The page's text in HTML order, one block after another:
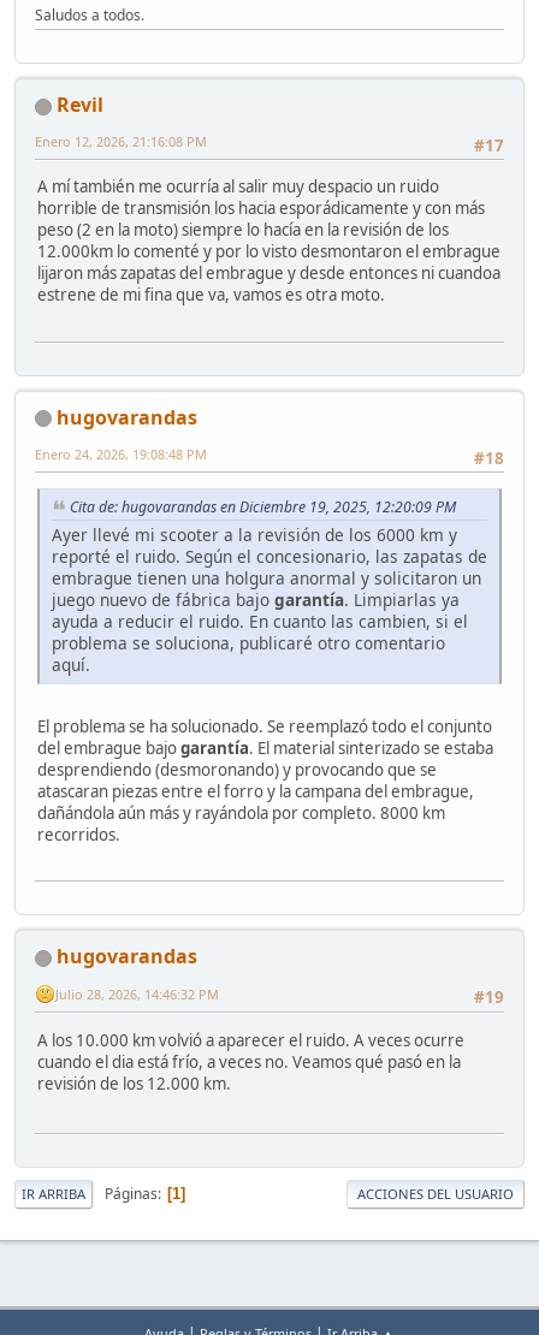
Saludos a todos.
Revil
#17
Enero 12, 2026, 21:16:08 PM
A mí también me ocurría al salir muy despacio un ruido
horrible de transmisión los hacia esporádicamente y con más
peso (2 en la moto) siempre lo hacía en la revisión de los
12.000km lo comenté y por lo visto desmontaron el embrague
lijaron más zapatas del embrague y desde entonces ni cuandoa
estrene de mi fina que va, vamos es otra moto.
hugovarandas
#18
Enero 24, 2026, 19:08:48 PM
Cita de: hugovarandas en Diciembre 19, 2025, 12:20:09 PM
Ayer llevé mi scooter a la revisión de los 6000 km y
reporté el ruido. Según el concesionario, las zapatas de
embrague tienen una holgura anormal y solicitaron un
juego nuevo de fábrica bajo garantía. Limpiarlas ya
ayuda a reducir el ruido. En cuanto las cambien, si el
problema se soluciona, publicaré otro comentario
aquí.
El problema se ha solucionado. Se reemplazó todo el conjunto
del embrague bajogarantía. El material sinterizado se estaba
desprendiendo (desmoronando) y provocando que se
atascaran piezas entre el forro y la campana del embrague,
dañándola aún más y rayándola por completo. 8000 km
recorridos.
hugovarandas
#19
Julio 28, 2026, 14:46:32 PM
A los 10.000 km volvió a aparecer el ruido. A veces ocurre
cuando el dia está frío, a veces no. Veamos qué pasó en la
revisión de los 12.000 km.
IR ARRIBA Páginas 1 ACCIONES DEL USUARIO